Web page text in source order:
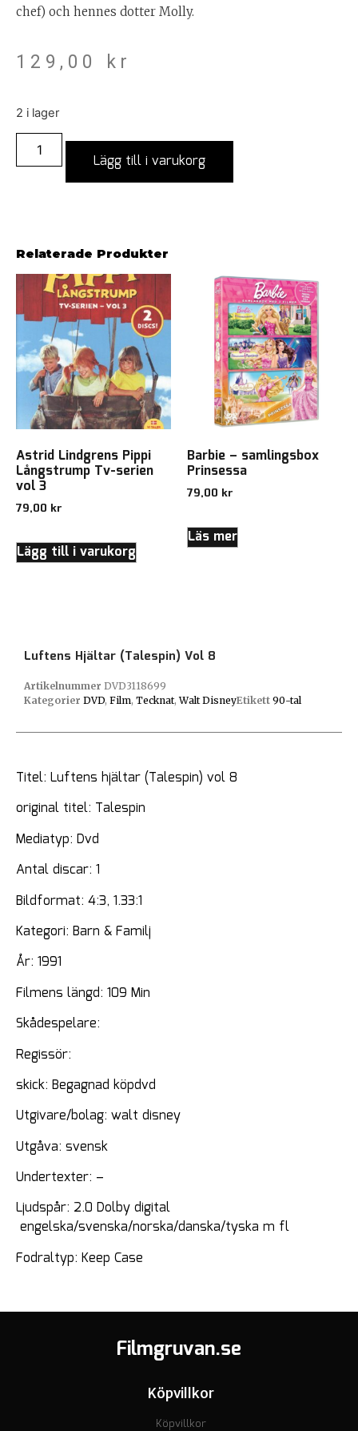
chef) och hennes dotter Molly.
129,00 kr
2 i lager
Lägg till i varukorg
Luftens Hjältar (Talespin) Vol 8
Artikelnummer DVD3118699
Kategorier DVD, Film, Tecknat,Walt DisneyEtikett 90-tal
Titel: Luftens hjältar (Talespin) vol 8
original titel: Talespin
Mediatyp: Dvd
Antal discar: 1
Bildformat: 4:3, 1.33:1
Kategori: Barn & Familj
År: 1991
Filmens längd: 109 Min
Skådespelare:
Regissör:
skick: Begagnad köpdvd
Utgivare/bolag: walt disney
Utgåva: svensk
Undertexter: –
Ljudspår: 2.0 Dolby digital
engelska/svenska/norska/danska/tyska m fl
Fodraltyp: Keep Case
Relaterade Produkter
Astrid Lindgrens Pippi
Långstrump Tv-serien
vol 3
79,00 kr
Lägg till i varukorg
Barbie – samlingsbox
Prinsessa
79,00 kr
Läs mer
Filmgruvan.se
Köpvillkor
Köpvillkor